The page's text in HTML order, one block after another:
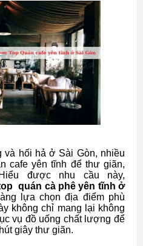
và hối hả ở Sài Gòn, nhiều
cafe yên tĩnh để thư giãn,
được nhu cầu này,
quán cà phê yên tĩnh ở
lựa chọn địa điểm phù
không chỉ mang lại không
vụ đồ uống chất lượng để
giây thư giãn.